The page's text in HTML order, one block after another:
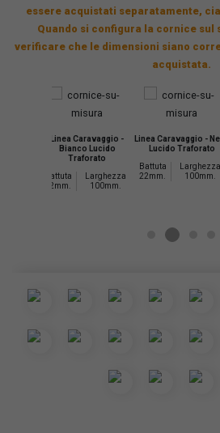
essere acquistati separatamente,
Quando si configura la cornice sul
verificare che le dimensioni siano
acquistata.